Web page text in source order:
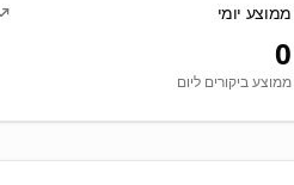
ממוצע יומי
0
ממוצע ביקורים ליום